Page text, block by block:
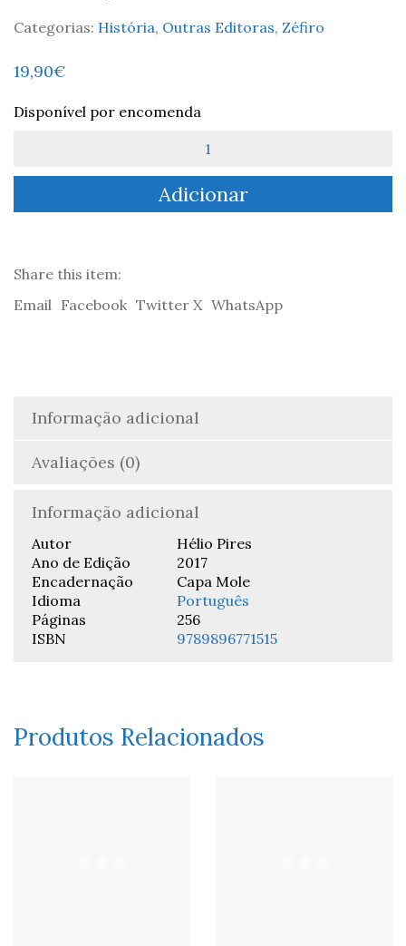
Categorias: História, Outras Editoras, Zéfiro
19,90€
Disponível por encomenda
Os
em
na
-
Adicionar
Share this item:
Email Facebook Twitter X WhatsApp
Informação adicional
Avaliações (0)
Informação adicional
Autor
Hélio Pires
Ano de Edição
2017
Encadernação
Capa Mole
Idioma
Português
Páginas
256
ISBN
9789896771515
Produtos Relacionados